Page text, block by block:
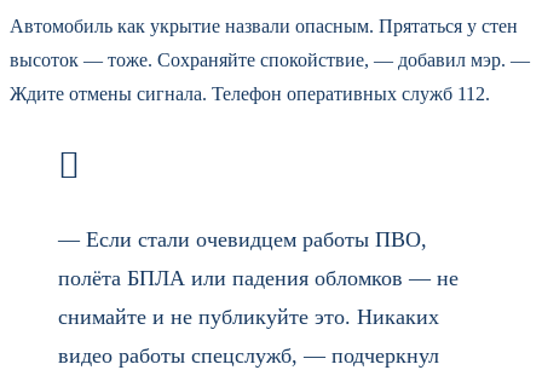
Автомобиль как укрытие назвали опасным. Прятаться у стен
высоток — тоже. Сохраняйте спокойствие, — добавил мэр. —
Ждите отмены сигнала. Телефон оперативных служб 112.
— Если стали очевидцем работы ПВО,
полёта БПЛА или падения обломков — не
снимайте и не публикуйте это. Никаких
видео работы спецслужб, — подчеркнул